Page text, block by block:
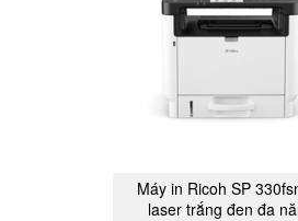
Máy in Ricoh SP
laser trắng đen đa
MUA NGAY